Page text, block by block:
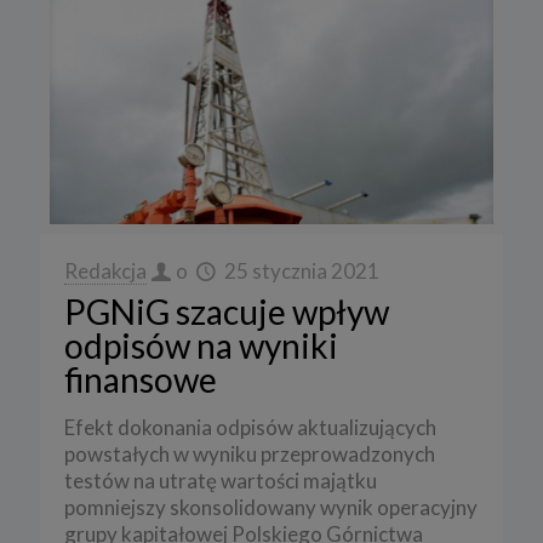
Redakcja o 25 stycznia 2021
PGNiG szacuje wpływ
odpisów na wyniki
finansowe
Efekt dokonania odpisów aktualizujących
powstałych w wyniku przeprowadzonych
testów na utratę wartości majątku
pomniejszy skonsolidowany wynik operacyjny
grupy kapitałowej Polskiego Górnictwa